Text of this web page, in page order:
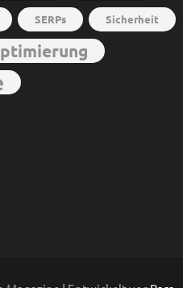
SERPs Sicherheit